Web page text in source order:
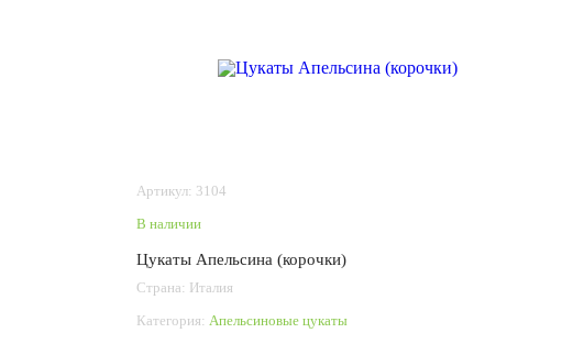
Артикул: 3104
В наличии
Цукаты Апельсина (корочки)
Страна: Италия
Категория: Апельсиновые цукаты